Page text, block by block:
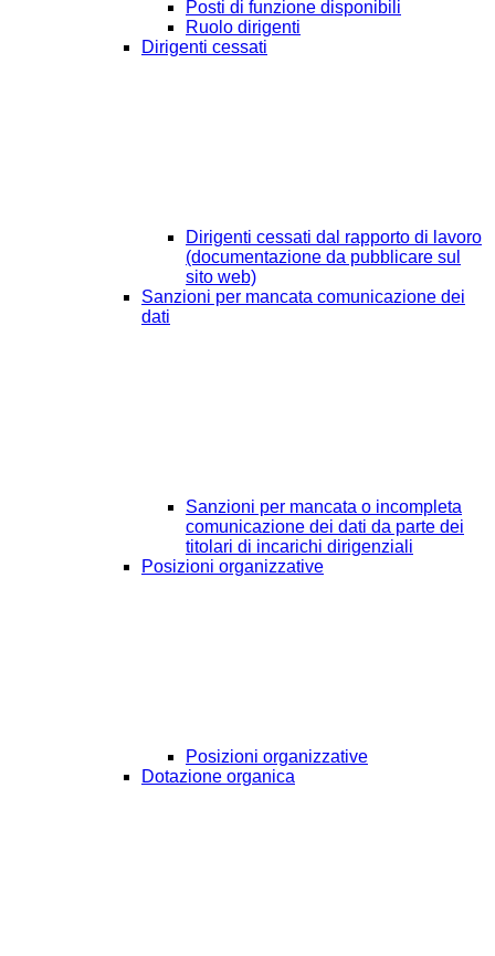
Posti di funzione disponibili
Ruolo dirigenti
Dirigenti cessati
Dirigenti cessati dal rapporto di lavoro
(documentazione da pubblicare sul
sito web)
Sanzioni per mancata comunicazione dei
dati
Sanzioni per mancata o incompleta
comunicazione dei dati da parte dei
titolari di incarichi dirigenziali
Posizioni organizzative
Posizioni organizzative
Dotazione organica